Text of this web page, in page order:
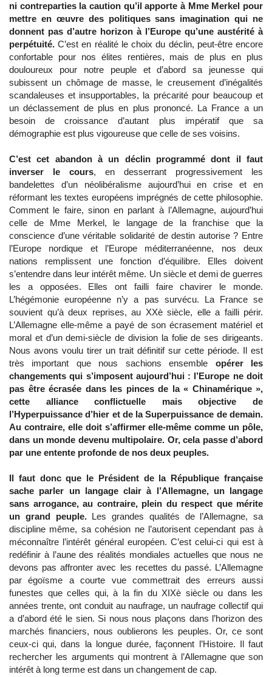
ni contreparties la caution qu’il apporte à Mme Merkel pour
mettre en œuvre des politiques sans imagination qui ne
donnent pas d’autre horizon à l’Europe qu’une austérité à
perpétuité. C’est en réalité le choix du déclin, peut-être encore
confortable pour nos élites rentières, mais de plus en plus
douloureux pour notre peuple et d’abord sa jeunesse qui
subissent un chômage de masse, le creusement d’inégalités
scandaleuses et insupportables, la précarité pour beaucoup et
un déclassement de plus en plus prononcé. La France a un
besoin de croissance d’autant plus impératif que sa
démographie est plus vigoureuse que celle de ses voisins.
C’est cet abandon à un déclin programmé dont il faut
inverser le cours, en desserrant progressivement les
bandelettes d’un néolibéralisme aujourd’hui en crise et en
réformant les textes européens imprégnés de cette philosophie.
Comment le faire, sinon en parlant à l’Allemagne, aujourd’hui
celle de Mme Merkel, le langage de la franchise que la
conscience d’une véritable solidarité de destin autorise ? Entre
l’Europe nordique et l’Europe méditerranéenne, nos deux
nations remplissent une fonction d’équilibre. Elles doivent
s’entendre dans leur intérêt même. Un siècle et demi de guerres
les a opposées. Elles ont failli faire chavirer le monde.
L’hégémonie européenne n’y a pas survécu. La France se
souvient qu’à deux reprises, au XXè siècle, elle a failli périr.
L’Allemagne elle-même a payé de son écrasement matériel et
moral et d’un demi-siècle de division la folie de ses dirigeants.
Nous avons voulu tirer un trait définitif sur cette période. Il est
très important que nous sachions ensemble opérer les
changements qui s’imposent aujourd’hui : l’Europe ne doit
pas être écrasée dans les pinces de la « Chinamérique »,
cette alliance conflictuelle mais objective de
l’Hyperpuissance d’hier et de la Superpuissance de demain.
Au contraire, elle doit s’affirmer elle-même comme un pôle,
dans un monde devenu multipolaire. Or, cela passe d’abord
par une entente profonde de nos deux peuples.
Il faut donc que le Président de la République française
sache parler un langage clair à l’Allemagne, un langage
sans arrogance, au contraire, plein du respect que mérite
un grand peuple.Les grandes qualités de l’Allemagne, sa
discipline même, sa cohésion ne l’autorisent cependant pas à
méconnaître l’intérêt général européen. C’est celui-ci qui est à
redéfinir à l’aune des réalités mondiales actuelles que nous ne
devons pas affronter avec les recettes du passé. L’Allemagne
par égoïsme a courte vue commettrait des erreurs aussi
funestes que celles qui, à la fin du XIXè siècle ou dans les
années trente, ont conduit au naufrage, un naufrage collectif qui
a d’abord été le sien. Si nous nous plaçons dans l’horizon des
marchés financiers, nous oublierons les peuples. Or, ce sont
ceux-ci qui, dans la longue durée, façonnent l’Histoire. Il faut
rechercher les arguments qui montrent à l’Allemagne que son
intérêt à long terme est dans un changement de cap.